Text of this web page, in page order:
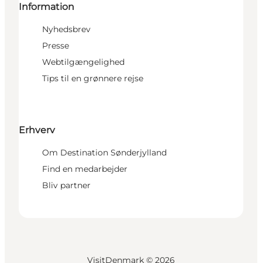
Information
Nyhedsbrev
Presse
Webtilgængelighed
Tips til en grønnere rejse
Erhverv
Om Destination Sønderjylland
Find en medarbejder
Bliv partner
VisitDenmark © 2026